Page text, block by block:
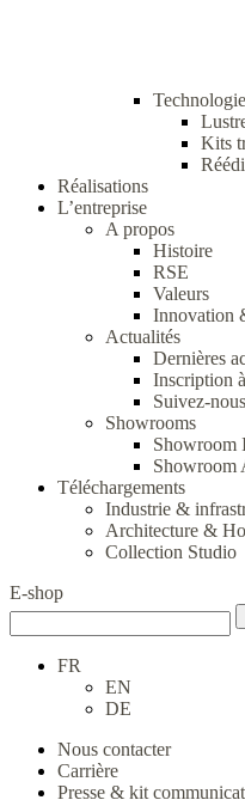
Kits
Réalisations
L’entreprise
A propos
Histoire
RSE
Valeurs
Innovation
Actualités
Dernières
Inscription
Suivez-nous
Showrooms
Showroom
Showroom
Téléchargements
Industrie &
Architecture &
Collection Studio
E-shop
FR
EN
DE
Nous contacter
Carrière
Presse & kit